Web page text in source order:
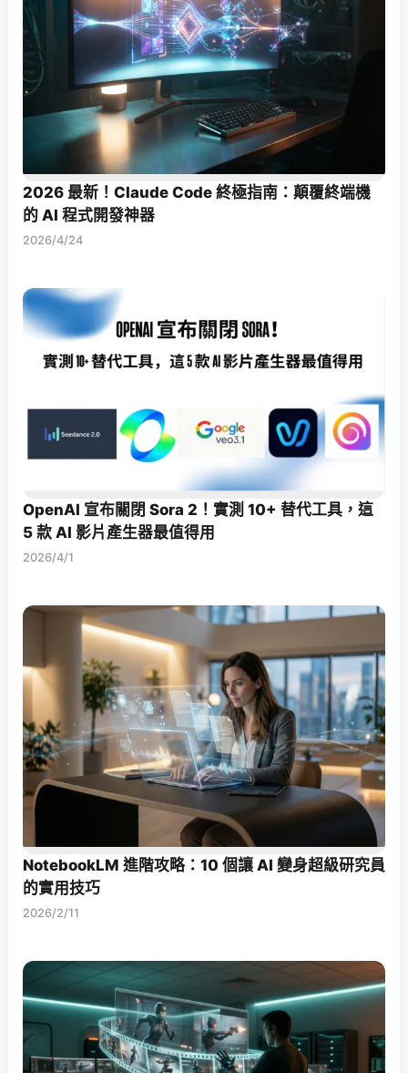
2026 最新！Claude Code 終極指南：顛覆終端機
的 AI 程式開發神器
2026/4/24
OpenAI 宣布關閉 Sora 2！實測 10+ 替代工具，這
5 款 AI 影片產生器最值得用
2026/4/1
NotebookLM 進階攻略：10 個讓 AI 變身超級研究員
的實用技巧
2026/2/11